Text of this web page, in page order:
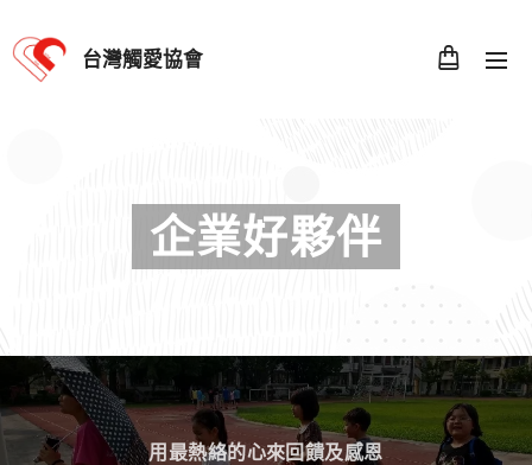
台灣觸愛協會
企業好夥伴
用最熱絡的心來回饋及感恩